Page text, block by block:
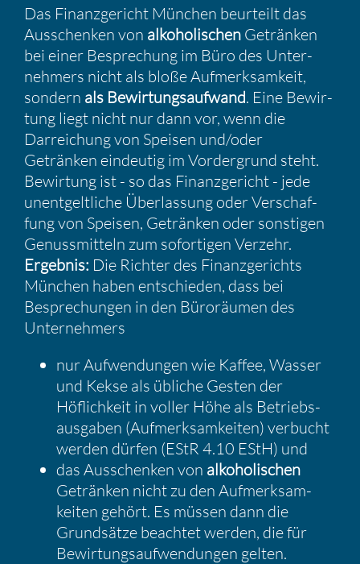
Das Finanz­ge­richt München beurteilt das
Ausschenken von alkoho­li­schen Getränken
bei einer Bespre­chung im Büro des Unter­
neh­mers nicht als bloße Aufmerk­sam­keit,
sondern als Bewir­tungs­auf­wand. Eine Bewir­
tung liegt nicht nur dann vor, wenn die
Darrei­chung von Speisen und/​oder
Getränken eindeutig im Vorder­grund steht.
Bewir­tung ist - so das Finanz­ge­richt - jede
unent­gelt­liche Überlas­sung oder Verschaf­
fung von Speisen, Getränken oder sonstigen
Genuss­mit­teln zum sofor­tigen Verzehr.
Ergebnis: Die Richter des Finanz­ge­richts
München haben entschieden, dass bei
Bespre­chungen in den Büroräumen des
Unter­neh­mers
nur Aufwen­dungen wie Kaffee, Wasser
und Kekse als übliche Gesten der
Höflich­keit in voller Höhe als Betriebs­
aus­gaben (Aufmerk­sam­keiten) verbucht
werden dürfen (EStR 4.10 EStH) und
das Ausschenken von alkoho­li­schen
Getränken nicht zu den Aufmerk­sam­
keiten gehört. Es müssen dann die
Grund­sätze beachtet werden, die für
Bewir­tungs­auf­wen­dungen gelten.